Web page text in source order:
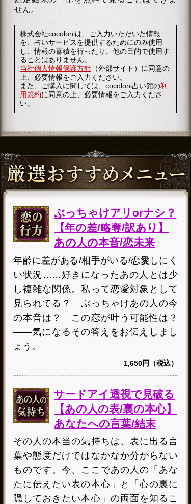
せん。
株式会社cocoloniは、ご入力いただいた情報
を、占いサービスを提供するためにのみ使用
し、情報の蓄積を行ったり、他の目的で使用す
ることはありません。
当社個人情報保護方針（外部サイト）に同意の
上、必要情報をご入力ください。
また、ご購入に関しては、cocoloni占い館の利
用規約に同意の上、必要情報をご入力くださ
い。
ぶっちゃけアリorナシ？
【年の差/略奪/訳あり】
あの人の本音/恋未来
年齢に差がある/相手がいる/恋愛しにく
い状況……好きになったあの人とは少
し複雑な関係。私って恋愛対象として
見られてる？ ぶっちゃけあの人の今
の本音は？ この恋が叶う可能性は？
――気になるその答えをお伝えしまし
ょう。
1,650円（税込）
サードアイ透視で見破る
【あの人の表/裏の本心】
あなたへの言葉/結末
その人の本当の気持ちは、表に出る言
葉や態度だけではなかなか分からない
ものです。今、ここであの人の「あな
たに伝えたい表の本心」と「心の裏に
隠しておきたい本心」の両面を知るこ